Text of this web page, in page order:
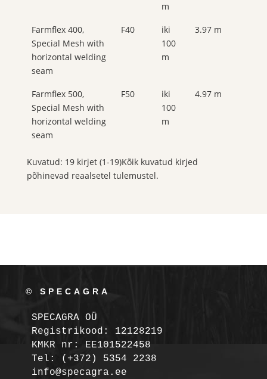
m
Farmflex 400,
Special Mesh with
horizontal welding
seam
F40
iki
100
m
3.97 m
Farmflex 500,
Special Mesh with
horizontal welding
seam
F50
iki
100
m
4.97 m
Kuvatud: 19 kirjet (1-19)Kõik kuvatud kirjed
põhinevad reaalsetel tulemustel.
© SPECAGRA
SPECAGRA OÜ
Registrikood: 12128219
KMKR nr: EE101522458
Tel: (+372) 5354 2238
info@specagra.ee